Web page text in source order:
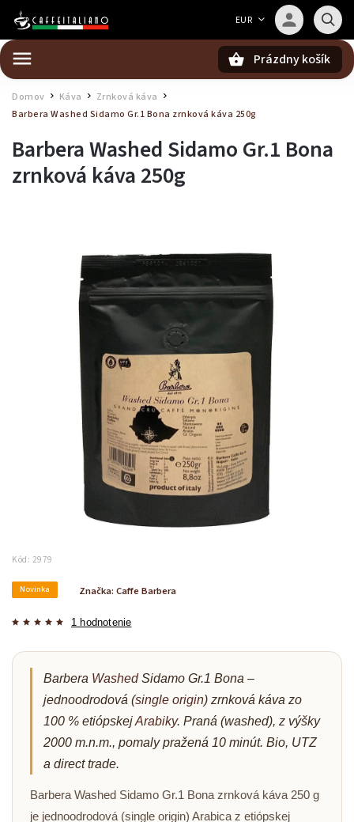
EUR
Prázdny košík
Domov Káva Zrnková káva
Barbera Washed Sidamo Gr.1 Bona zrnková káva 250g
Barbera Washed Sidamo Gr.1 Bona
zrnková káva 250g
Kód: 2979
Novinka
1 hodnotenie
Značka: Caffe Barbera
Barbera Washed Sidamo Gr.1 Bona –
jednoodrodová (single origin) zrnková káva zo
100 % etiópskejArabiky. Praná (washed), z výšky
2000 m.n.m., pomaly pražená 10 minút. Bio, UTZ
a direct trade.
Barbera Washed Sidamo Gr.1 Bona zrnková káva 250 g
je jednoodrodová (single origin) Arabica z etiópskej
Barista — poradca Caffeitaliano